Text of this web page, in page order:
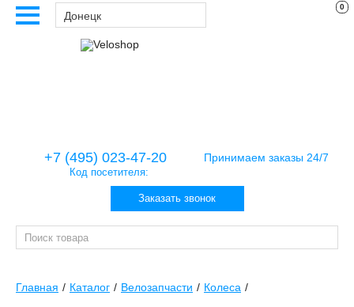
Донецк
0
+7 (495) 023-47-20
Код посетителя:
Принимаем заказы 24/7
Заказать звонок
Главная Каталог Велозапчасти Колеса